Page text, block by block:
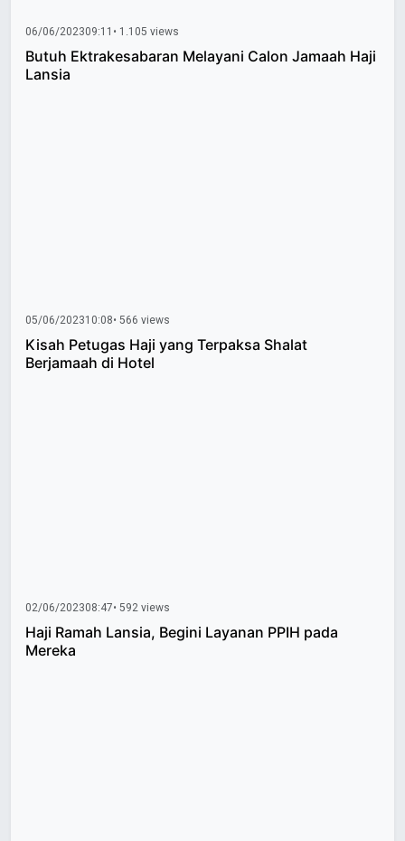
06/06/202309:11 • 1.105 views
Butuh Ektrakesabaran Melayani Calon Jamaah Haji
Lansia
05/06/202310:08• 566 views
Kisah Petugas Haji yang Terpaksa Shalat
Berjamaah di Hotel
02/06/202308:47• 592 views
Haji Ramah Lansia, Begini Layanan PPIH pada
Mereka